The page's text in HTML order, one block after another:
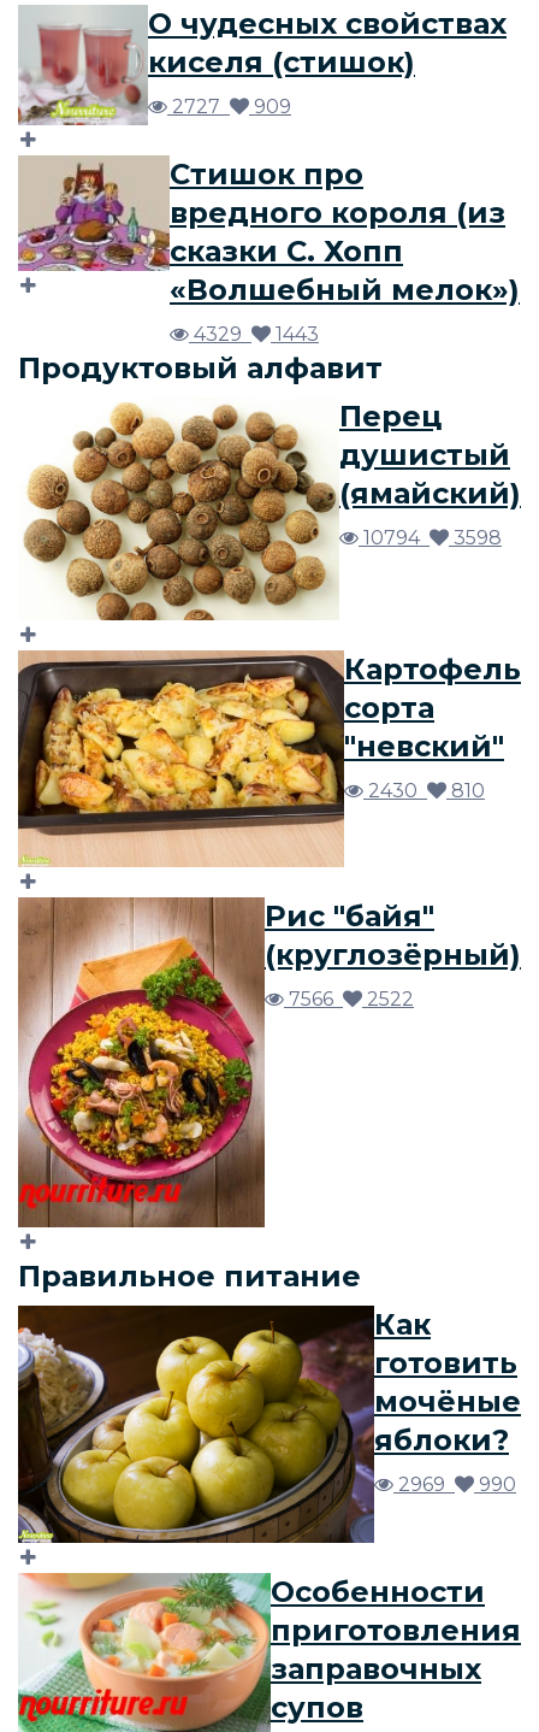
О чудесных свойствах
киселя (стишок)
2727 909
Стишок про
вредного короля (из
сказки С. Хопп
«Волшебный мелок»)
4329 1443
Продуктовый алфавит
Перец
душистый
(ямайский)
10794 3598
Картофель
сорта
"невский"
2430 810
Рис "байя"
(круглозёрный)
7566 2522
Правильное питание
Как
готовить
мочёные
яблоки?
2969 990
Особенности
приготовления
заправочных
супов